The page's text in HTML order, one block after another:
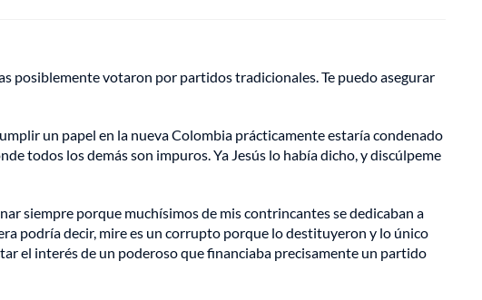
posiblemente votaron por partidos tradicionales. Te puedo asegurar
un papel en la nueva Colombia prácticamente estaría condenado
todos los demás son impuros. Ya Jesús lo había dicho, y discúlpeme
siempre porque muchísimos de mis contrincantes se dedicaban a
podría decir, mire es un corrupto porque lo destituyeron y lo único
el interés de un poderoso que financiaba precisamente un partido